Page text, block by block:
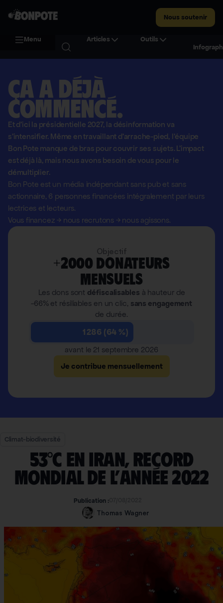
Nous soutenir
Menu Articles
Outils
Ça a déjà
commencé.
Et d'ici la présidentielle 2027, la désinformation va
s'intensifier. Même en travaillant d'arrache-pied, l'équipe
Bon Pote manque de bras pour couvrir ses sujets. L'impact
est déjà là, mais nous avons besoin de vous pour le
démultiplier.
Bon Pote est un média indépendant sans pub et sans
actionnaire, 6 personnes financées intégralement par leurs
lectrices et lecteurs.
Vous financez→ nous recrutons →nous agissons.
+2000 donateurs
mensuels
Les dons sont défiscalisables à hauteur de
-66% et résiliables en un clic, sans engagement
de durée.
1 286 (64 %)
avant le 21 septembre 2026
Je contribue mensuellement
Climat-biodiversité
53°C en Iran, record
mondial de l’année 2022
Publication :07/08/2022
Thomas Wagner